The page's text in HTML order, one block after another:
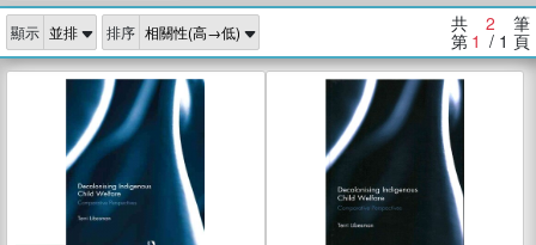
獎 臺灣漫遊錄 、 方念華 、 台灣的李
登輝時代
數學女孩：黎曼猜想 、
偉大的迷走神經
顯示 排序 共 2 筆
第 1 / 1 頁